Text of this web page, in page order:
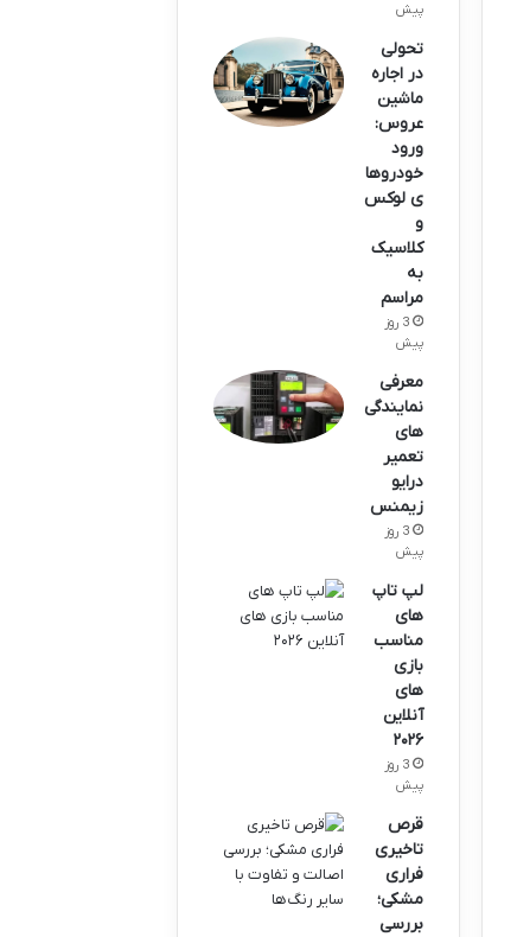
پیش
تحولی
در اجاره
ماشین
عروس:
ورود
خودروها
ی لوکس
و
کلاسیک
به
مراسم
3 روز
پیش
معرفی
نمایندگی‌
های
تعمیر
درایو
زیمنس
3 روز
پیش
لپ تاپ
های
مناسب
بازی
های
آنلاین
۲۰۲۶
3 روز
پیش
قرص
تاخیری
فراری
مشکی؛
بررسی